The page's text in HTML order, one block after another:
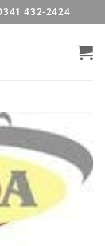
432-2424